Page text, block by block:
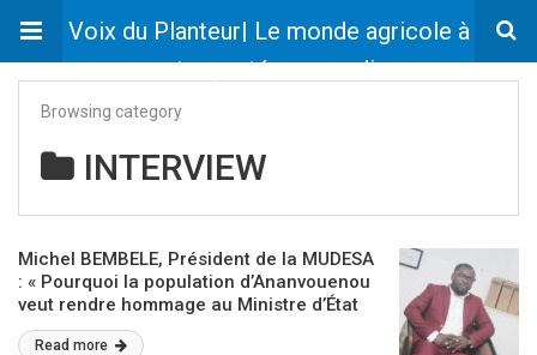
Voix du Planteur| Le monde agricole à
votre portée en un clic
Browsing category
INTERVIEW
Michel BEMBELE, Président de la MUDESA
: « Pourquoi la population d’Ananvouenou
veut rendre hommage au Ministre d’État
Kobenan Kouassi Adjoumani »
Read more